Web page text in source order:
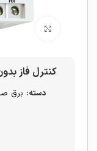
برای
کنترل فاز
دسته: برق